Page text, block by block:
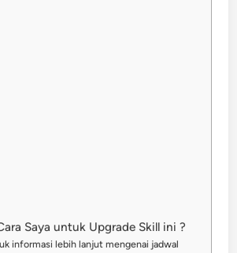
Saya untuk Upgrade Skill ini ?
informasi lebih lanjut mengenai jadwal